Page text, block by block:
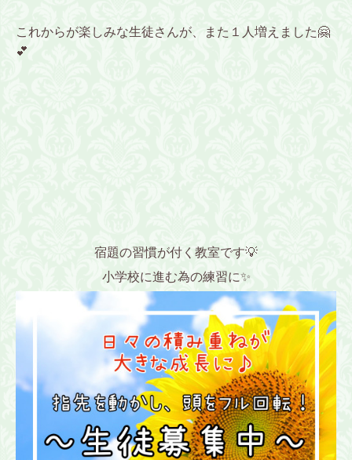
これからが楽しみな生徒さんが、また１人増えました🤗
💕
宿題の習慣が付く教室です💡
小学校に進む為の練習に✨